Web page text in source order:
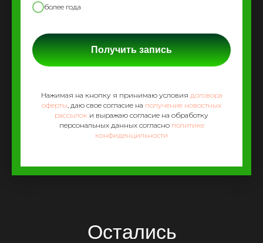
более года
Получить запись
Нажимая на кнопку я принимаю условия договора
оферты, даю свое согласие на получение новостных
рассылок и выражаю согласие на обработку
персональных данных согласно политике
конфиденцильности
Остались